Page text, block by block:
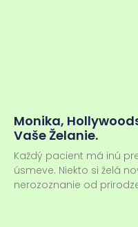
Monika,
Vaše Želanie.
Každý pacient má inú
úsmeve. Niekto si želá
nerozoznanie od